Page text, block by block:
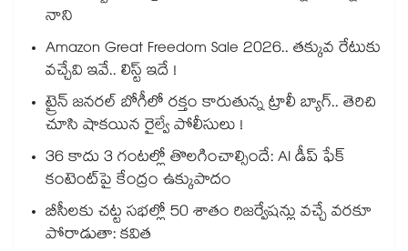
నాని
Amazon Great Freedom Sale 2026.. తక్కువ రేటుకు
వచ్చేవి ఇవే.. లిస్ట్ ఇదే !
ట్రైన్ జనరల్ బోగీలో రక్తం కారుతున్న ట్రాలీ బ్యాగ్.. తెరిచి
చూసి షాకయిన రైల్వే పోలీసులు !
36 కాదు 3 గంటల్లో తొలగించాల్సిందే: AI డీప్ ఫేక్
కంటెంట్‎పై కేంద్రం ఉక్కుపాదం
బీసీలకు చట్ట సభల్లో 50 శాతం రిజర్వేషన్లు వచ్చే వరకూ
పోరాడుతా: కవిత